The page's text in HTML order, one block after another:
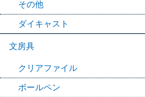
その他
ダイキャスト
文房具
クリアファイル
ボールペン